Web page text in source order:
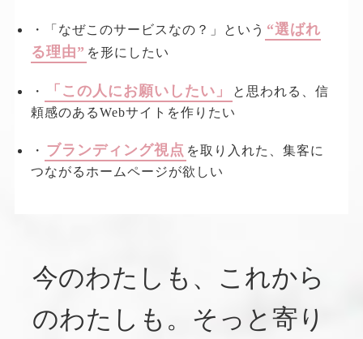
・「なぜこのサービスなの？」という “選ばれ
る理由” を形にしたい
・ 「この人にお願いしたい」
と思われる、信
頼感のあるWebサイトを作りたい
・ ブランディング視点 を取り入れた、集客に
つながるホームページが欲しい
今のわたしも、これから
のわたしも。 そっと寄り